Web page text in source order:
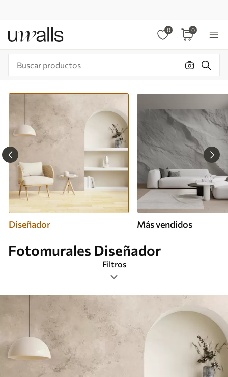
0 0
Diseñador Más vendidos
Fotomurales Diseñador
Filtros
Etiquetas
Formato de imagen
Paleta de colores
Inteligente